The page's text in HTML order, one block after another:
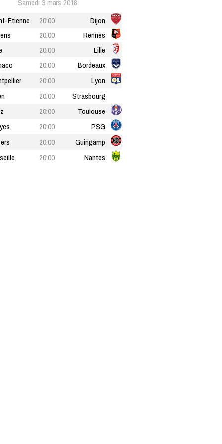
Samedi 3 mars 2018
Étienne
20:00
Dijon
20:00
Rennes
20:00
Lille
20:00
Bordeaux
20:00
Lyon
20:00
Strasbourg
20:00
Toulouse
20:00
PSG
20:00
Guingamp
20:00 Nantes